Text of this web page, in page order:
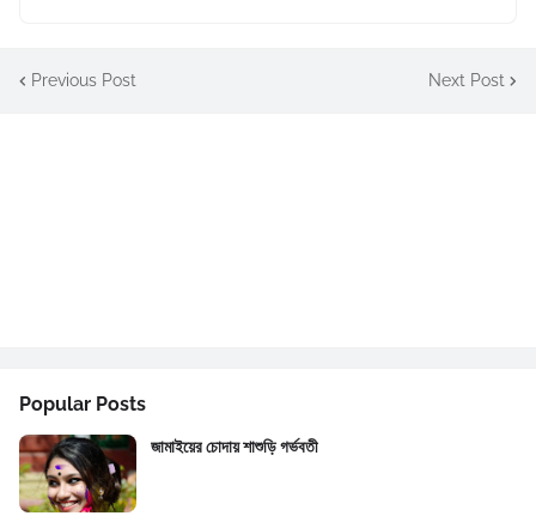
Previous Post Next Post
Popular Posts
জামাইয়ের চোদায় শাশুড়ি গর্ভবতী